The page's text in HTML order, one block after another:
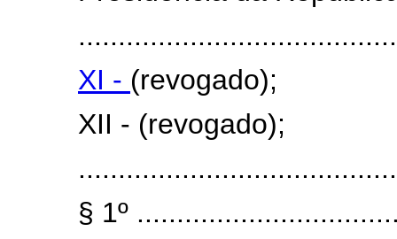
XI - (revogado);
XII - (revogado);
§ 1º